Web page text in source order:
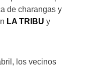
de charangas y
LA TRIBU y
los vecinos